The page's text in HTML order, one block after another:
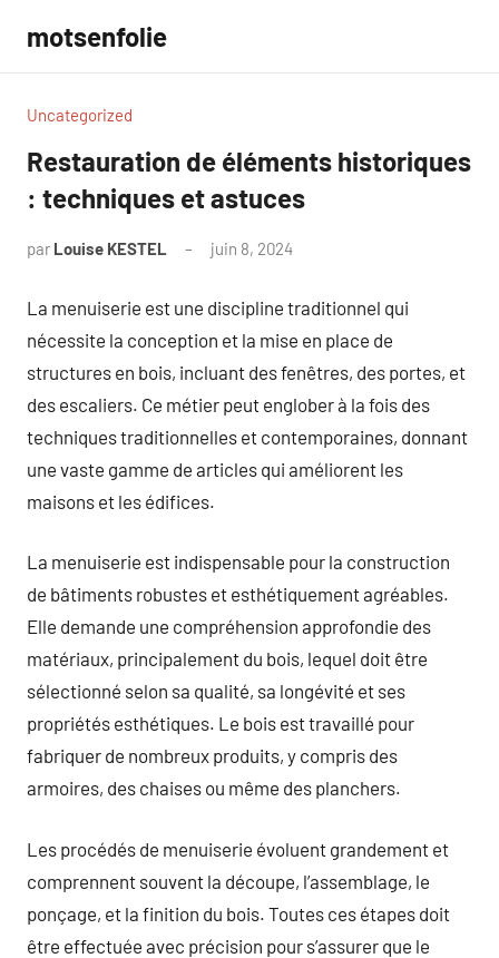
contenu
motsenfolie
Uncategorized
Restauration de éléments historiques
: techniques et astuces
par Louise KESTEL juin 8, 2024
La menuiserie est une discipline traditionnel qui
nécessite la conception et la mise en place de
structures en bois, incluant des fenêtres, des portes, et
des escaliers. Ce métier peut englober à la fois des
techniques traditionnelles et contemporaines, donnant
une vaste gamme de articles qui améliorent les
maisons et les édifices.
La menuiserie est indispensable pour la construction
de bâtiments robustes et esthétiquement agréables.
Elle demande une compréhension approfondie des
matériaux, principalement du bois, lequel doit être
sélectionné selon sa qualité, sa longévité et ses
propriétés esthétiques. Le bois est travaillé pour
fabriquer de nombreux produits, y compris des
armoires, des chaises ou même des planchers.
Les procédés de menuiserie évoluent grandement et
comprennent souvent la découpe, l’assemblage, le
ponçage, et la finition du bois. Toutes ces étapes doit
être effectuée avec précision pour s’assurer que le